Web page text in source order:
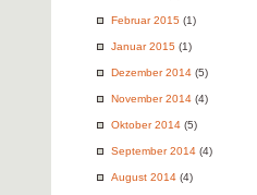
Februar 2015 (1)
Januar 2015 (1)
Dezember 2014 (5)
November 2014 (4)
Oktober 2014 (5)
September 2014 (4)
August 2014 (4)